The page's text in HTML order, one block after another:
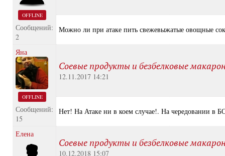
OFFLINE
Сообщений:
2
Можно ли при атаке пить свежевыжатые овощные
Яна
OFFLINE
Сообщений:
15
Соевые продукты и безбелковые
12.11.2017 14:21
Нет! На Атаке ни в коем случае!. На чередовании в
Елена
Соевые продукты и безбелковые
10.12.2018 15:07